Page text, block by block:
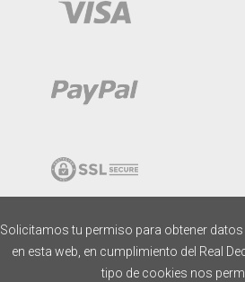
Solicitamos tu permiso para obtener
en esta web, en cumplimiento del Real
tipo de cookies nos